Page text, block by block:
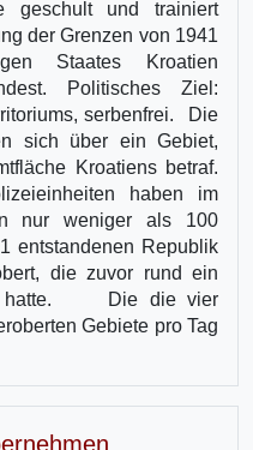
geschult und trainiert
der Grenzen von 1941
Staates Kroatien
Politisches Ziel:
serbenfrei. Die
sich über ein Gebiet,
Kroatiens betraf.
haben im
nur weniger als 100
entstandenen Republik
die zuvor rund ein
hatte. Die die vier
Gebiete pro Tag